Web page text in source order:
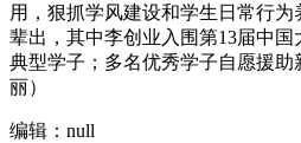
用，狠抓学风建设和学生日常行
辈出，其中李创业入围第13届中
典型学子；多名优秀学子自愿援
丽）
编辑：null